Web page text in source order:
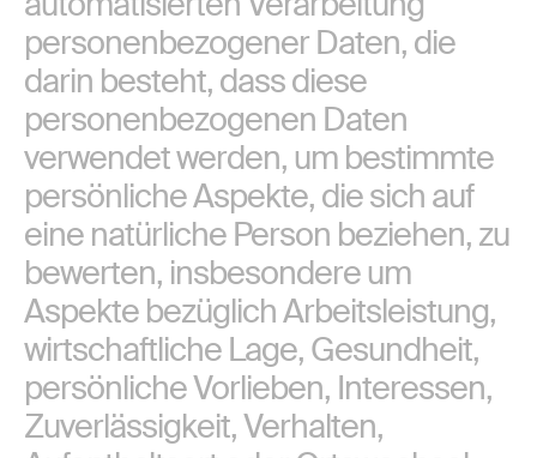
personenbezogener Daten, die
darin besteht, dass diese
personenbezogenen Daten
verwendet werden, um bestimmte
persönliche Aspekte, die sich auf
eine natürliche Person beziehen, zu
bewerten, insbesondere um
Aspekte bezüglich Arbeitsleistung,
wirtschaftliche Lage, Gesundheit,
persönliche Vorlieben, Interessen,
Zuverlässigkeit, Verhalten,